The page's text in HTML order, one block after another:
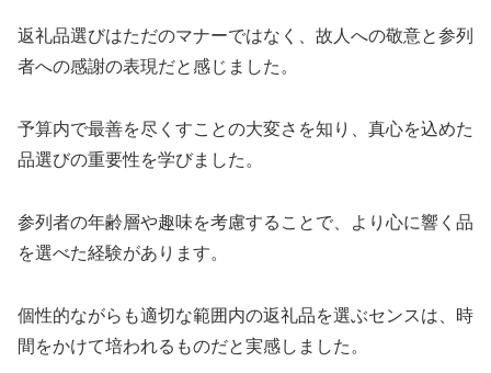
返礼品選びはただのマナーではなく、故人への敬意と参列
者への感謝の表現だと感じました。
予算内で最善を尽くすことの大変さを知り、真心を込めた
品選びの重要性を学びました。
参列者の年齢層や趣味を考慮することで、より心に響く品
を選べた経験があります。
個性的ながらも適切な範囲内の返礼品を選ぶセンスは、時
間をかけて培われるものだと実感しました。